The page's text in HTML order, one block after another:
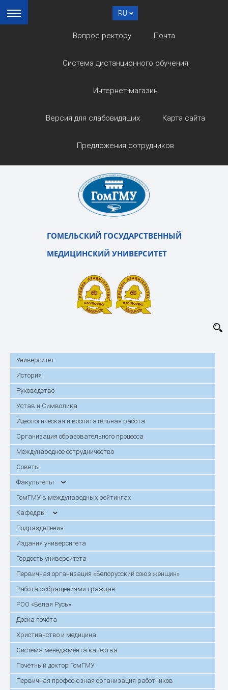
RU
Вопрос ректору Почта
Система дистанционного обучения
Интернет-магазин
Версия для слабовидящих Карта сайта
Предложения сотрудников
ГОМЕЛЬСКИЙ ГОСУДАРСТВЕННЫЙ
МЕДИЦИНСКИЙ УНИВЕРСИТЕТ
Университет
История
Руководство
Устав и Символика
Идеологическая и воспитательная работа
Организация образовательного процесса
Международное сотрудничество
Советы
Факультеты
ГомГМУ в международных рейтингах
Кафедры
Подразделения
Издания университета
Гордость университета
Первичная организация «Белорусский союз женщин»
Работа с обращениями граждан
РОО «Белая Русь»
Доска почёта
Христианство и медицина
Система менеджмента качества
Почётный доктор ГомГМУ
Первичная профсоюзная организация работников